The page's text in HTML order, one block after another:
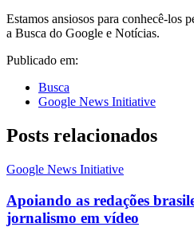
Estamos ansiosos para conhecê-los
a Busca do Google e Notícias.
Publicado em:
Busca
Google News Initiative
Posts relacionados
Google News Initiative
Apoiando as redações
jornalismo em vídeo